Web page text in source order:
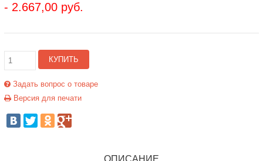
- 2.667,00 руб.
КУПИТЬ
Задать вопрос о товаре
Версия для печати
ОПИСАНИЕ